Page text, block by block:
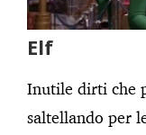
Elf
Inutile dirti che
saltellando per